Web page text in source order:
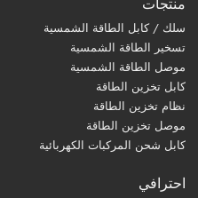
سلك / كابل الطاقة الشمسية
تسخير الطاقة الشمسية
موصل الطاقة الشمسية
كابل تخزين الطاقة
نظام تخزين الطاقة
موصل تخزين الطاقة
كابل شحن المركبات الكهربائية
احترافي